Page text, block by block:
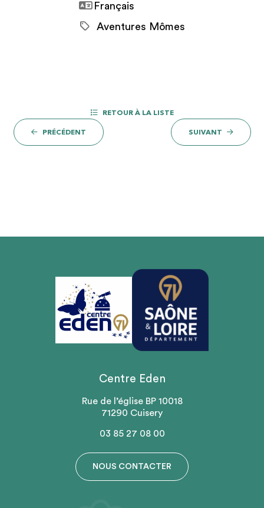
Français
Aventures Mômes
PRÉCÉDENT
RETOUR À LA LISTE
SUIVANT
Centre Eden
Rue de l’église BP 10018
71290 Cuisery
03 85 27 08 00
NOUS CONTACTER